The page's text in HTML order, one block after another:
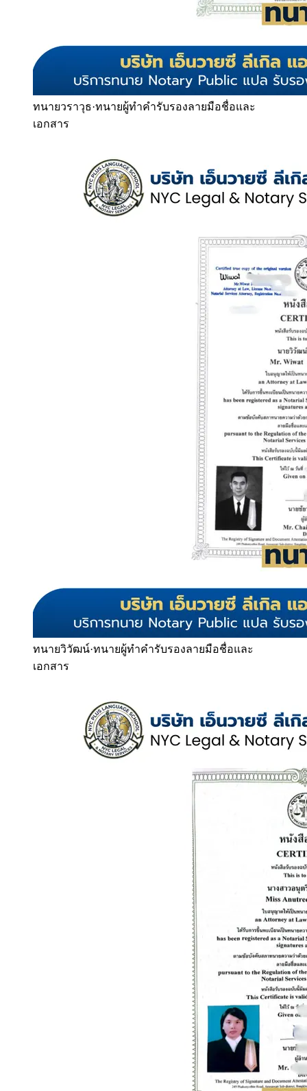
ทนายวราวุธ·ทนายผู้ทำคำรับรองลายมือชื่อและ
เอกสาร
ทนายวิวัฒน์·ทนายผู้ทำคำรับรองลายมือชื่อและ
เอกสาร